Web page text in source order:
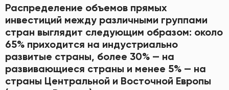
Распределение объемов прямых
инвестиций между различными группами
стран выглядит следующим образом: около
65% приходится на индустриально
развитые страны, более 30% — на
развивающиеся страны и менее 5% — на
страны Центральной и Восточной Европы